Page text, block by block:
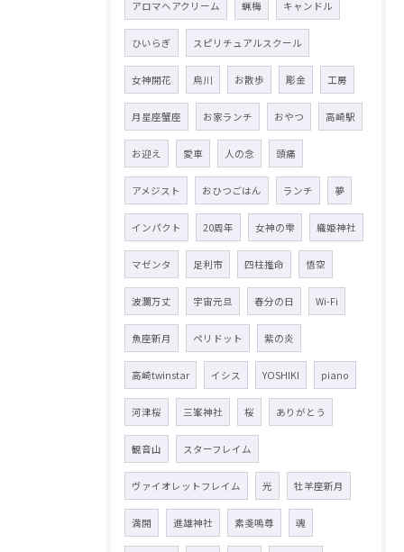
アロマヘアクリーム 蝋梅 キャンドル
ひいらぎ スピリチュアルスクール
女神開花 烏川 お散歩 彫金 工房
月星座蟹座 お家ランチ おやつ 高崎駅
お迎え 愛車 人の念 頭痛
アメジスト おひつごはん ランチ 夢
インパクト 20周年 女神の雫 織姫神社
マゼンタ 足利市 四柱推命 悟空
波瀾万丈 宇宙元旦 春分の日 Wi-Fi
魚座新月 ペリドット 紫の炎
高崎twinstar イシス YOSHIKI piano
河津桜 三峯神社 桜 ありがとう
観音山 スターフレイム
ヴァイオレットフレイム 光 牡羊座新月
満開 進雄神社 素戔嗚尊 魂